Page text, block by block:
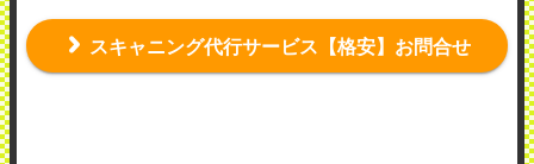
スキャニング代行サービス【格安】お問合せ